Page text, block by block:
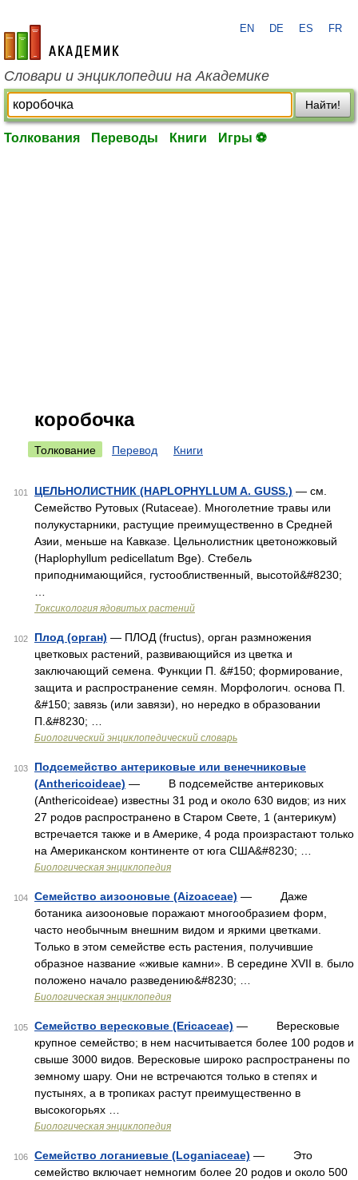
academic.ru
EN DE ES FR
Словари и энциклопедии на Академике
Найти!
Толкования Переводы Книги Игры ⚽
коробочка
Толкование Перевод Книги
101 ЦЕЛЬНОЛИСТНИК (HAPLOPHYLLUM A. GUSS.) — см.
Семейство Рутовых (Rutaceae). Многолетние травы или
полукустарники, растущие преимущественно в Средней
Азии, меньше на Кавказе. Цельнолистник цветоножковый
(Haplophyllum pedicellatum Bge). Стебель
приподнимающийся, густооблиственный, высотой&#8230;
Токсикология ядовитых растений
102 Плод (орган) — ПЛОД (fructus), орган размножения
цветковых растений, развивающийся из цветка и
заключающий семена. Функции П. &#150; формирование,
защита и распространение семян. Морфологич. основа П.
&#150; завязь (или завязи), но нередко в образовании
П.&#8230; …
Биологический энциклопедический словарь
103
Подсемейство антериковые или венечниковые
(Anthericoideae) — В подсемействе антериковых
(Anthericoideae) известны 31 род и около 630 видов; из них
27 родов распространено в Старом Свете, 1 (антерикум)
встречается также и в Америке, 4 рода произрастают только
на Американском континенте от юга США&#8230; …
Биологическая энциклопедия
104 Семейство аизооновые (Aizoaceae) — Даже
ботаника аизооновые поражают многообразием форм,
часто необычным внешним видом и яркими цветками.
Только в этом семействе есть растения, получившие
образное название «живые камни». В середине XVII в. было
положено начало разведению&#8230; …
Биологическая энциклопедия
105 Семейство вересковые (Ericaceae) — Вересковые
крупное семейство; в нем насчитывается более 100 родов и
свыше 3000 видов. Вересковые широко распространены по
земному шару. Они не встречаются только в степях и
пустынях, а в тропиках растут преимущественно в
высокогорьях …
Биологическая энциклопедия
106 Семейство логаниевые (Loganiaceae) — Это
семейство включает немногим более 20 родов и около 500